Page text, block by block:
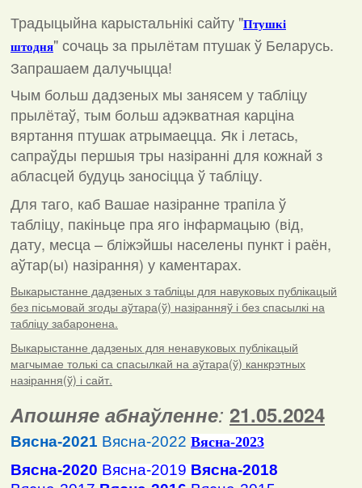
Традыцыйна карыстальнікі сайту "Птушкі
штодня"сочаць за прылётам птушак ў Беларусь.
Запрашаем далучыцца!
Чым больш дадзеных мы занясем у табліцу
прылётаў, тым больш адэкватная карціна
вяртання птушак атрымаецца. Як і летась,
сапраўды першыя тры назіранні для кожнай з
абласцей будуць заносіцца ў табліцу.
Для таго, каб Вашае назіранне трапіла ў
табліцу, пакіньце пра яго інфармацыю (від,
дату, месца – бліжэйшы населены пункт і раён,
аўтар(ы) назірання) у каментарах.
Выкарыстанне дадзеных з табліцы для навуковых публікацый
без пісьмовай згоды аўтара(ў) назіранняў і без спасылкі на
табліцу забаронена.
Выкарыстанне дадзеных для ненавуковых публікацый
магчымае толькі са спасылкай на аўтара(ў) канкрэтных
назірання(ў) і сайт.
Апошняе абнаўленне: 21.05.2024
Вясна-2021 Вясна-2022 Вясна-2023
Вясна-2020 Вясна-2019 Вясна-2018